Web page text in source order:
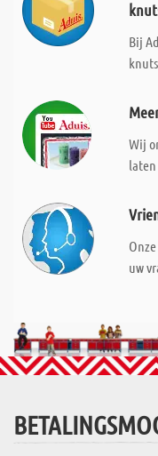
Bij
Wij
laten
uw